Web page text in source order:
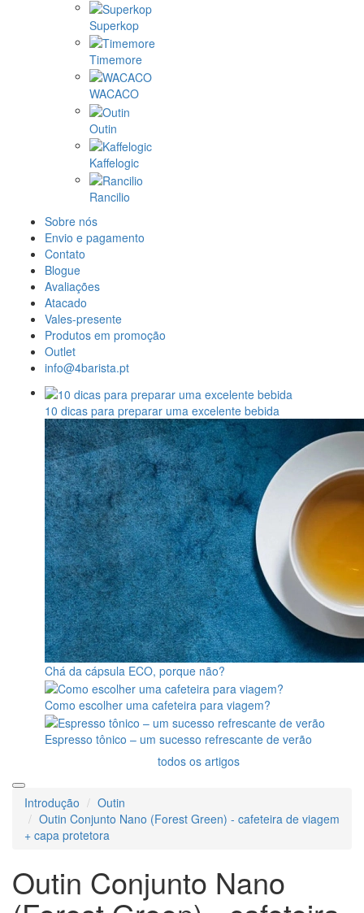
Superkop
Timemore
WACACO
Outin
Kaffelogic
Rancilio
Sobre nós
Envio e pagamento
Contato
Blogue
Avaliações
Atacado
Vales-presente
Produtos em promoção
Outlet
info@4barista.pt
10 dicas para preparar uma excelente bebida
Chá da cápsula ECO, porque não?
Como escolher uma cafeteira para viagem?
Espresso tônico – um sucesso refrescante de verão
todos os artigos
Introdução
Outin
Outin Conjunto Nano (Forest Green) - cafeteira de viagem
+ capa protetora
Outin Conjunto Nano